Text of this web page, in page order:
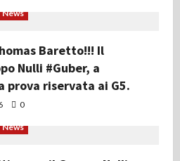
News
Baretto!!! Il
Nulli #Guber, a
prova riservata ai G5.
0
News